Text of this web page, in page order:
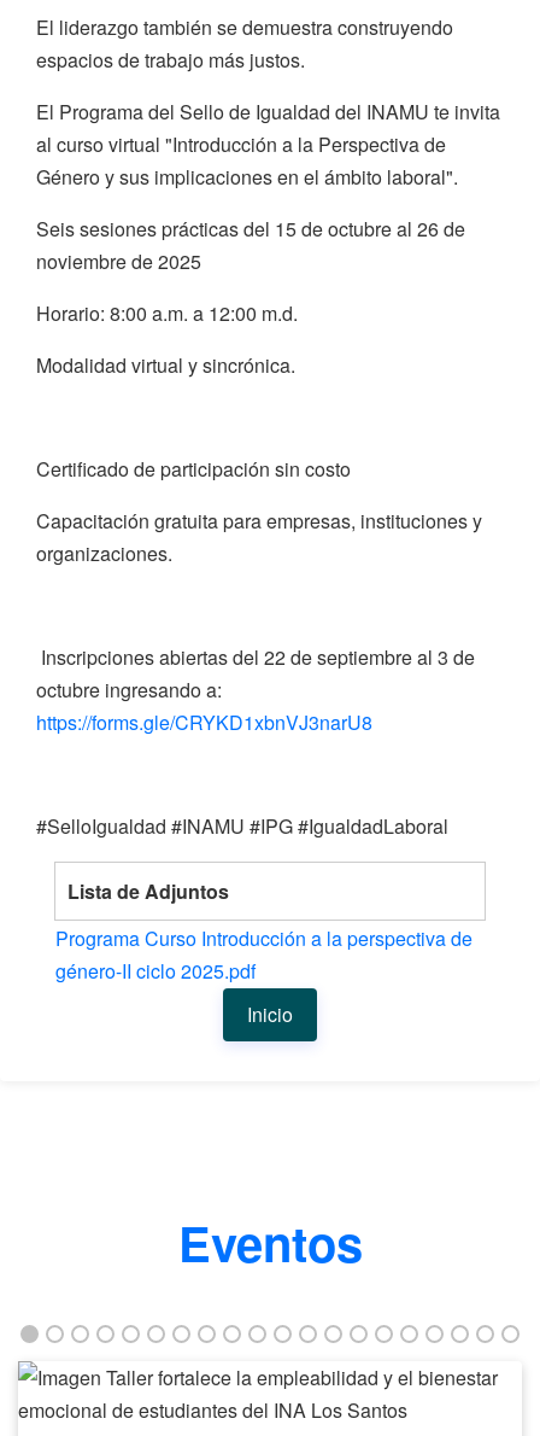
El liderazgo también se demuestra construyendo
espacios de trabajo más justos.
El Programa del Sello de Igualdad del INAMU te invita
al curso virtual "Introducción a la Perspectiva de
Género y sus implicaciones en el ámbito laboral".
Seis sesiones prácticas del 15 de octubre al 26 de
noviembre de 2025
Horario: 8:00 a.m. a 12:00 m.d.
Modalidad virtual y sincrónica.
Certificado de participación sin costo
Capacitación gratuita para empresas, instituciones y
organizaciones.
Inscripciones abiertas del 22 de septiembre al 3 de
octubre ingresando a:
https://forms.gle/CRYKD1xbnVJ3narU8
#SelloIgualdad #INAMU #IPG #IgualdadLaboral
Lista de Adjuntos
Programa Curso Introducción a la perspectiva de
género-II ciclo 2025.pdf
Inicio
Eventos
Taller
fortalece